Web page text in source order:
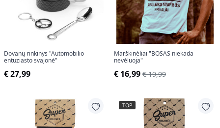
Dovanų rinkinys "Automobilio
entuziasto svajonė"
€ 27,99
Marškinėliai "BOSAS niekada
nevėluoja"
€ 16,99 € 19,99
TOP